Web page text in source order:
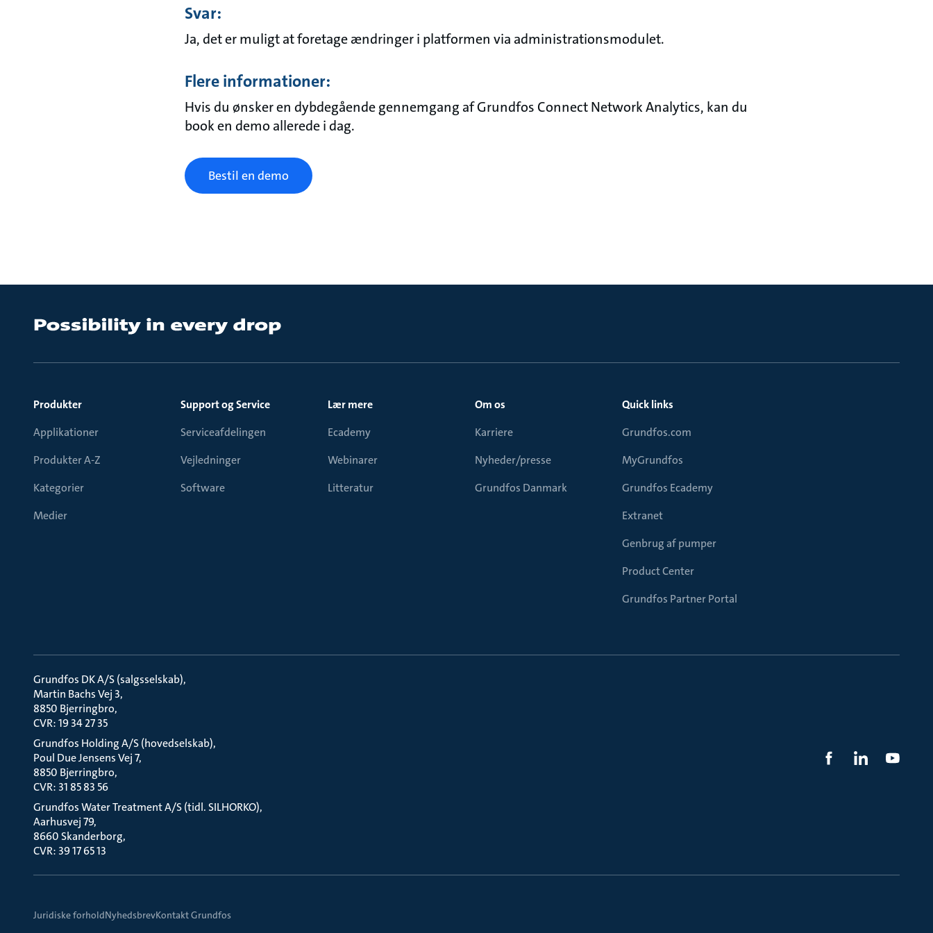
Svar:
Ja, det er muligt at foretage ændringer i platformen via administrationsmodulet.
Flere informationer:
Hvis du ønsker en dybdegående gennemgang af Grundfos Connect Network Analytics, kan du
book en demo allerede i dag.
Bestil en demo
Produkter
Applikationer
Produkter A-Z
Kategorier
Medier
Support og Service
Serviceafdelingen
Vejledninger
Software
Lær mere
Ecademy
Webinarer
Litteratur
Om os
Karriere
Nyheder/presse
Grundfos Danmark
Quick links
Grundfos.com
MyGrundfos
Grundfos Ecademy
Extranet
Genbrug af pumper
Product Center
Grundfos Partner Portal
Grundfos DK A/S (salgsselskab)
Martin Bachs Vej 3
8850 Bjerringbro
CVR: 19 34 27 35
Grundfos Holding A/S (hovedselskab)
Poul Due Jensens Vej 7
8850 Bjerringbro
CVR: 31 85 83 56
Grundfos Water Treatment A/S (tidl. SILHORKO)
Aarhusvej 79
8660 Skanderborg
CVR: 39 17 65 13
Juridiske forholdNyhedsbrevKontakt Grundfos